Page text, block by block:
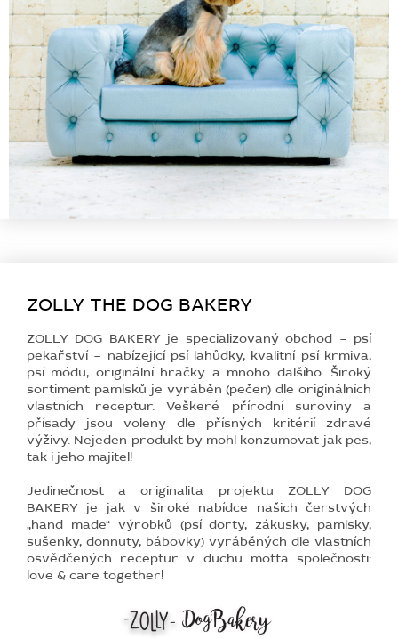
ZOLLY THE DOG BAKERY
ZOLLY DOG BAKERY je specializovaný obchod – psí
pekařství – nabízející psí lahůdky, kvalitní psí krmiva,
psí módu, originální hračky a mnoho dalšího. Široký
sortiment pamlsků je vyráběn (pečen) dle originálních
vlastních receptur. Veškeré přírodní suroviny a
přísady jsou voleny dle přísných kritérií zdravé
výživy. Nejeden produkt by mohl konzumovat jak pes,
tak i jeho majitel!
Jedinečnost a originalita projektu ZOLLY DOG
BAKERY je jak v široké nabídce našich čerstvých
„hand made“ výrobků (psí dorty, zákusky, pamlsky,
sušenky, donnuty, bábovky) vyráběných dle vlastních
osvědčených receptur v duchu motta společnosti:
love & care together!